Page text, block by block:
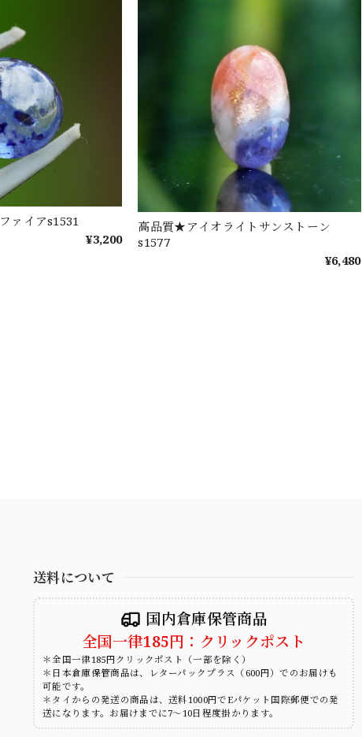
ァイアs1531
¥3,200
高品質★アイオライトサンストーン
s1577
¥6,480
送料について
国内倉庫保管商品
全国一律185円：クリックポスト
＊全国一律185円クリックポスト（一部を除く）
＊日本倉庫保管商品は、レターパックプラス（600円）でのお届けも
可能です。
＊タイからの発送の商品は、送料1000円でEパケット国際郵便での発
送になります。お届けまでに7～10日程度掛かります。